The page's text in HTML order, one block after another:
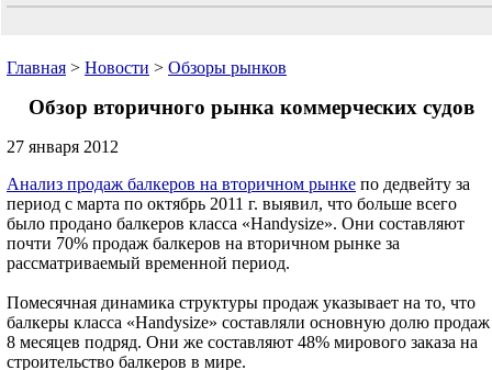
Главная > Новости > Обзоры рынков
Обзор вторичного рынка коммерческих судов
27 января 2012
Анализ продаж балкеров на вторичном рынке по дедвейту за
период с марта по октябрь 2011 г. выявил, что больше всего
было продано балкеров класса «Handysize». Они составляют
почти 70% продаж балкеров на вторичном рынке за
рассматриваемый временной период.
Помесячная динамика структуры продаж указывает на то, что
балкеры класса «Handysize» составляли основную долю продаж
8 месяцев подряд. Они же составляют 48% мирового заказа на
строительство балкеров в мире.